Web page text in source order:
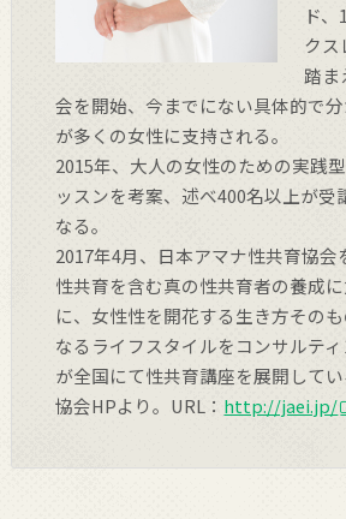
ド
クス
踏ま
会を開始、今までにない具体的で
が多くの女性に支持される。
2015年、大人の女性のための実践
ッスンを考案、述べ400名以上が受
なる。
2017年4月、日本アマナ性共育協会
性共育を含む真の性共育者の養成
に、女性性を開花する生き方その
なるライフスタイルをコンサルテ
が全国にて性共育講座を展開して
協会HPより。URL： http://jaei.jp/